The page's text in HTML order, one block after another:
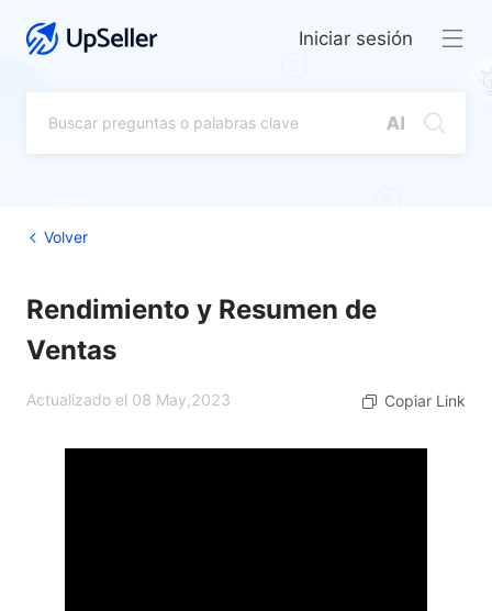
Iniciar sesión
Volver
Rendimiento y Resumen de
Ventas
Actualizado el 08 May,2023 Copiar Link